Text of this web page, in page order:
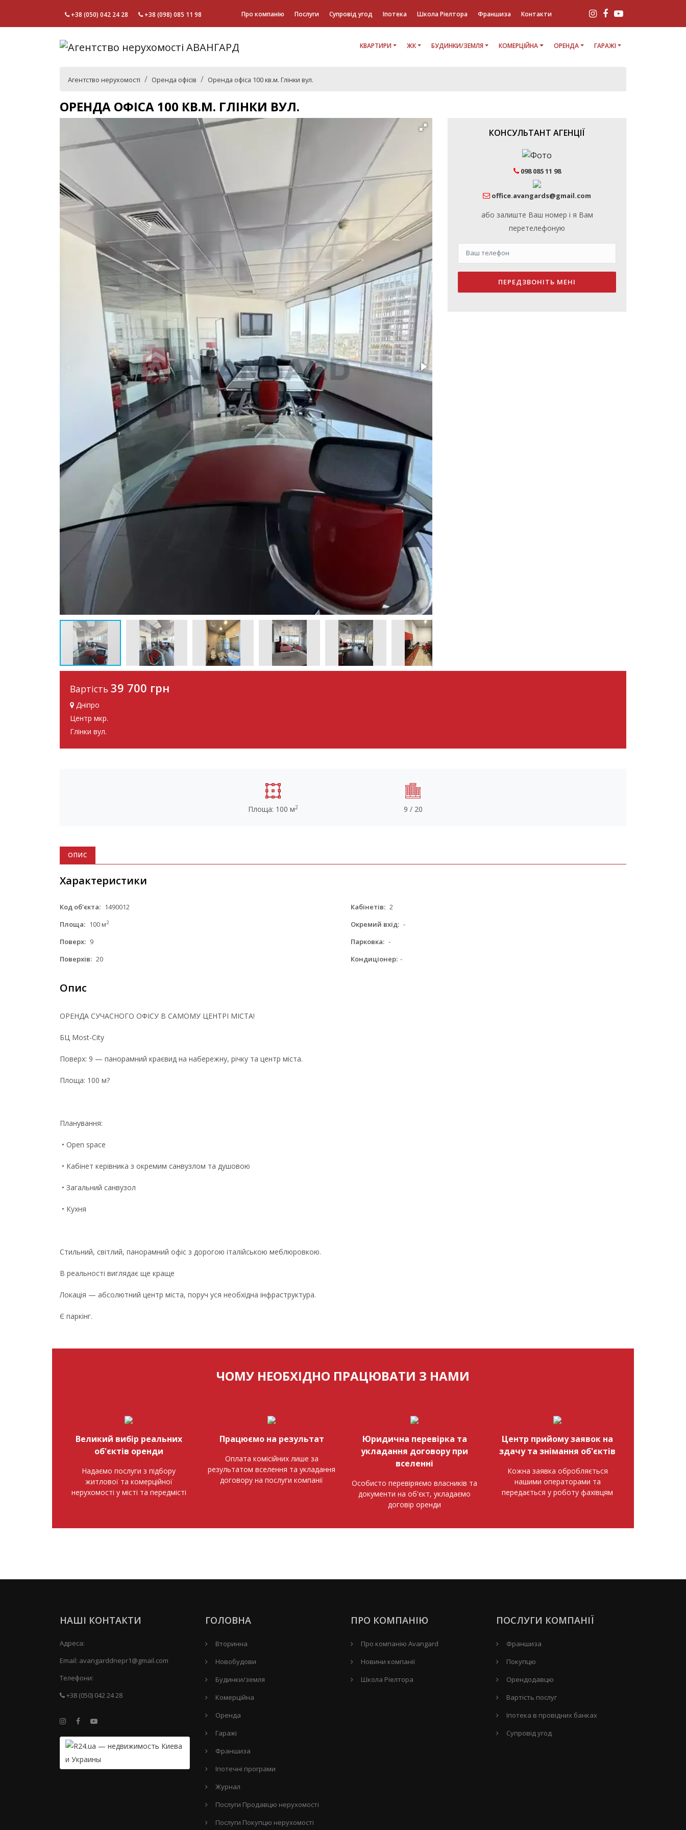
+38 (050) 042 24 28 +38 (098) 085 11 98 Про компанію Послуги Супровід угод Іпотека Школа Ріелтора Франшиза Контакти
КВАРТИРИ ЖК БУДИНКИ/ЗЕМЛЯ КОМЕРЦІЙНА ОРЕНДА ГАРАЖІ
Агентство нерухомості Оренда офісів Оренда офіса 100 кв.м. Глінки вул.
ОРЕНДА ОФІСА 100 КВ.М. ГЛІНКИ ВУЛ.
КОНСУЛЬТАНТ АГЕНЦІЇ
098 085 11 98
office.avangards@gmail.com
або залиште Ваш номер і я Вам
перетелефоную
ПЕРЕДЗВОНІТЬ МЕНІ
Вартість 39 700 грн
Дніпро
Центр мкр.
Глінки вул.
Площа: 100 м2 9 / 20
ОПИС
Характеристики
Код об'єкта: 1490012
Площа: 100 м2
Поверх: 9
Поверхів: 20
Кабінетів: 2
Окремий вхід: -
Парковка: -
Кондиціонер: -
Опис
ОРЕНДА СУЧАСНОГО ОФІСУ В САМОМУ ЦЕНТРІ МІСТА!
БЦ Most-City
Поверх: 9 — панорамний краєвид на набережну, річку та центр міста.
Площа: 100 м?
Планування:
• Open space
• Кабінет керівника з окремим санвузлом та душовою
• Загальний санвузол
• Кухня
Стильний, світлий, панорамний офіс з дорогою італійською меблюровкою.
В реальності виглядає ще краще
Локація — абсолютний центр міста, поруч уся необхідна інфраструктура.
Є паркінг.
ЧОМУ НЕОБХІДНО ПРАЦЮВАТИ З НАМИ
Великий вибір реальних
об'єктів оренди
Надаємо послуги з підбору
житлової та комерційної
нерухомості у місті та передмісті
Працюємо на результат
Оплата комісійних лише за
результатом вселення та укладання
договору на послуги компанії
Юридична перевірка та
укладання договору при
вселенні
Особисто перевіряємо власників та
документи на об'єкт, укладаємо
договір оренди
Центр прийому заявок на
здачу та знімання об'єктів
Кожна заявка обробляється
нашими операторами та
передається у роботу фахівцям
НАШІ КОНТАКТИ
Адреса:
Email: avangarddnepr1@gmail.com
Телефони:
+38 (050) 042 24 28
ГОЛОВНА
Вторинна
Новобудови
Будинки/земля
Комерційна
Оренда
Гаражі
Франшиза
Іпотечні програми
Журнал
Послуги Продавцю нерухомості
Послуги Покупцю нерухомості
ПРО КОМПАНІЮ
Про компанію Avangard
Новини компанії
Школа Ріелтора
ПОСЛУГИ КОМПАНІЇ
Франшиза
Покупцю
Орендодавцю
Вартість послуг
Іпотека в провідних банках
Супровід угод